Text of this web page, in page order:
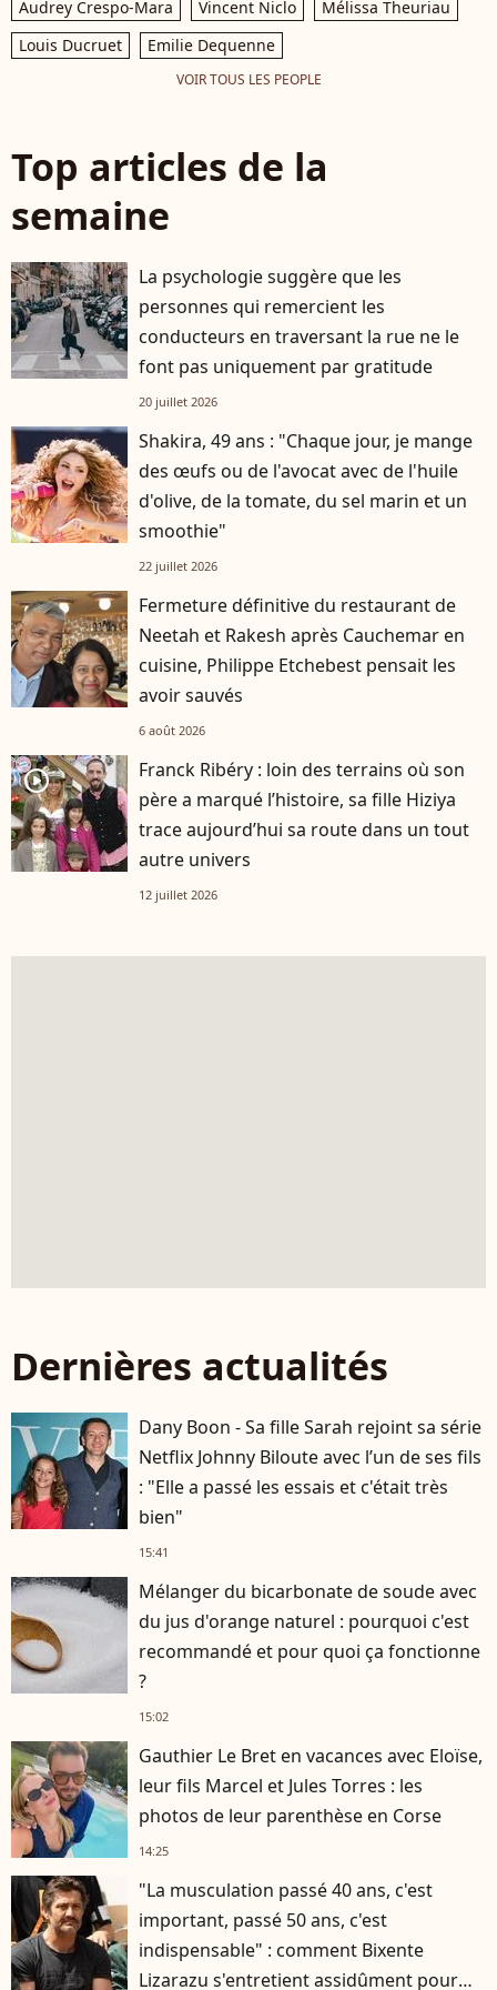
Audrey Crespo-Mara Vincent Niclo
Mélissa Theuriau
Louis Ducruet
Emilie Dequenne
VOIR TOUS LES PEOPLE
Top articles de la
semaine
La psychologie suggère que les
personnes qui remercient les
conducteurs en traversant la rue ne le
font pas uniquement par gratitude
20 juillet 2026
Shakira, 49 ans : "Chaque jour, je mange
des œufs ou de l'avocat avec de l'huile
d'olive, de la tomate, du sel marin et un
smoothie"
22 juillet 2026
Fermeture définitive du restaurant de
Neetah et Rakesh après Cauchemar en
cuisine, Philippe Etchebest pensait les
avoir sauvés
6 août 2026
player2
Franck Ribéry : loin des terrains où son
père a marqué l’histoire, sa fille Hiziya
trace aujourd’hui sa route dans un tout
autre univers
12 juillet 2026
Dernières actualités
Dany Boon - Sa fille Sarah rejoint sa série
Netflix Johnny Biloute avec l’un de ses fils
: "Elle a passé les essais et c'était très
bien"
15:41
Mélanger du bicarbonate de soude avec
du jus d'orange naturel : pourquoi c'est
recommandé et pour quoi ça fonctionne
?
15:02
Gauthier Le Bret en vacances avec Eloïse,
leur fils Marcel et Jules Torres : les
photos de leur parenthèse en Corse
14:25
"La musculation passé 40 ans, c'est
important, passé 50 ans, c'est
indispensable" : comment Bixente
Lizarazu s'entretient assidûment pour